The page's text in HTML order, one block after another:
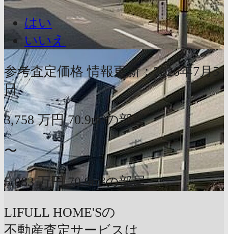
はい
いいえ
参考査定価格 情報更新：2026年7月5
日
3,758 万円 70.9m²の部屋
〜
5,083 万円 70.9m²の部屋
LIFULL HOME'Sの
不動産査定サービスは